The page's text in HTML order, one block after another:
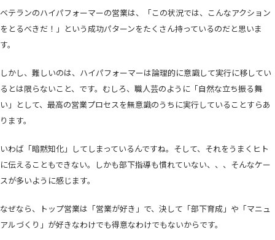
ベテランのハイパフォーマーの営業は、「この状況では、こんなアクション
をとるべきだ！」という成功パターンをたくさん持っているのだと思いま
す。
しかし、難しいのは、ハイパフォーマーは論理的に意識して実行に移してい
るとは限らないこと、です。むしろ、職人芸のように「自然な立ち振る舞
い」として、最高の営業プロセスを無意識のうちに実行していることすらあ
ります。
いわば「暗黙知化」してしまっているんですね。そして、それをうまくヒト
に伝えることもできない。しかも部下指導も慣れていない、、、そんなケー
スが多いように感じます。
なぜなら、トップ営業は「営業が好き」で、決して「部下育成」や「マニュ
アルづくり」が好きなわけでも得意なわけでもないからです。